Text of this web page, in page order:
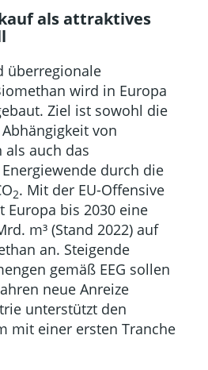
als attraktives
überregionale
wird in Europa
Ziel ist sowohl die
von
als auch das
durch die
2. Mit der EU-Offensive
Europa bis 2030 eine
m³ (Stand 2022) auf
an. Steigende
gemäß EEG sollen
neue Anreize
unterstützt den
mit einer ersten Tranche